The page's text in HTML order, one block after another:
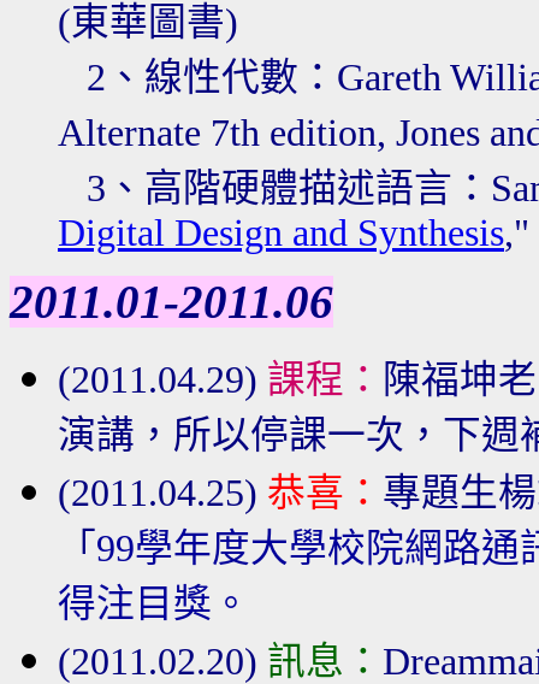
(東華圖書)
2、線性代數 ： Gareth
Alternate 7th edition, Jones
3、高階硬體描述語言 ：
Digital Design and Synthesis,"
2011.01-2011.06
(2011.04.29) 課程： 陳福坤
演講，所以停課一次，下週
(2011.04.25) 恭喜： 專題生
「 99學年度大學校院網路
得注目獎。
(2011.02.20) 訊息：